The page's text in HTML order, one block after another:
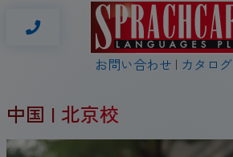
お問い合わせ カタログ
中国 | 北京校